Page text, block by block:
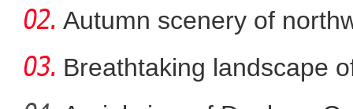
Autumn scenery of
Breathtaking landscape